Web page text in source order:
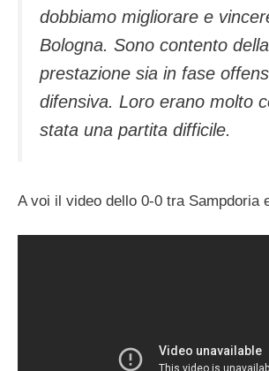
dobbiamo migliorare e
Bologna. Sono contento
prestazione sia in fase
difensiva. Loro erano molto
stata una partita difficile.
A voi il video dello 0-0 tra Sampdoria